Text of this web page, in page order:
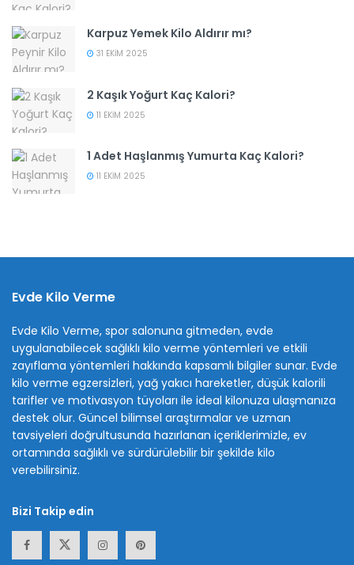
Karpuz Yemek Kilo Aldırır mı?
31 EKIM 2025
2 Kaşık Yoğurt Kaç Kalori?
11 EKIM 2025
1 Adet Haşlanmış Yumurta Kaç Kalori?
11 EKIM 2025
Evde Kilo Verme
Evde Kilo Verme, spor salonuna gitmeden, evde
uygulanabilecek sağlıklı kilo verme yöntemleri ve etkili
zayıflama yöntemleri hakkında kapsamlı bilgiler sunar. Evde
kilo verme egzersizleri, yağ yakıcı hareketler, düşük kalorili
tarifler ve motivasyon tüyoları ile ideal kilonuza ulaşmanıza
destek olur. Güncel bilimsel araştırmalar ve uzman
tavsiyeleri doğrultusunda hazırlanan içeriklerimizle, ev
ortamında sağlıklı ve sürdürülebilir bir şekilde kilo
verebilirsiniz.
Bizi Takip edin